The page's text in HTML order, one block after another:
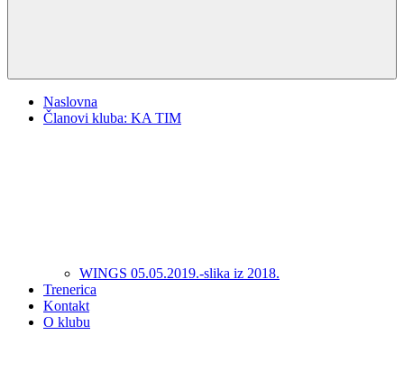
Naslovna
Članovi kluba: KA TIM
WINGS 05.05.2019.-slika iz 2018.
Trenerica
Kontakt
O klubu